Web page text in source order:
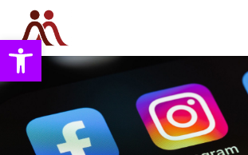
Open toolbar